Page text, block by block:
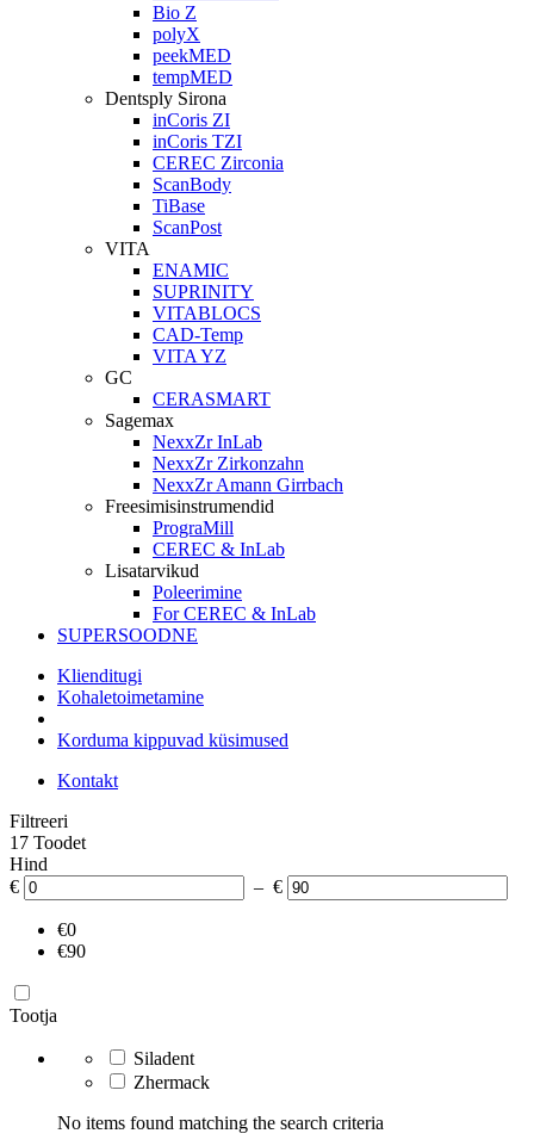
Bio Z
polyX
peekMED
tempMED
Dentsply Sirona
inCoris ZI
inCoris TZI
CEREC Zirconia
ScanBody
TiBase
ScanPost
VITA
ENAMIC
SUPRINITY
VITABLOCS
CAD-Temp
VITA YZ
GC
CERASMART
Sagemax
NexxZr InLab
NexxZr Zirkonzahn
NexxZr Amann Girrbach
Freesimisinstrumendid
PrograMill
CEREC & InLab
Lisatarvikud
Poleerimine
For CEREC & InLab
SUPERSOODNE
Klienditugi
Kohaletoimetamine
Korduma kippuvad küsimused
Kontakt
Filtreeri
17 Toodet
Hind
€
– €
€0
€90
Tootja
Siladent
Zhermack
No items found matching the search criteria